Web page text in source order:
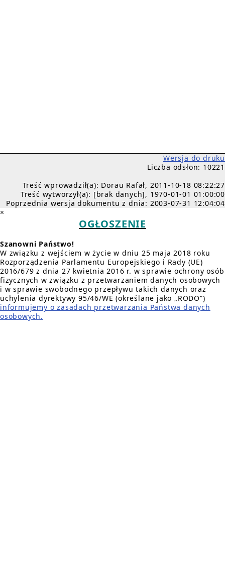
Wersja do druku
Liczba odsłon: 10221
Treść wprowadził(a): Dorau Rafał, 2011-10-18 08:22:27
Treść wytworzył(a): [brak danych], 1970-01-01 01:00:00
Poprzednia wersja dokumentu z dnia: 2003-07-31 12:04:04
×
OGŁOSZENIE
Szanowni Państwo!
W związku z wejściem w życie w dniu 25 maja 2018 roku
Rozporządzenia Parlamentu Europejskiego i Rady (UE)
2016/679 z dnia 27 kwietnia 2016 r. w sprawie ochrony osób
fizycznych w związku z przetwarzaniem danych osobowych
i w sprawie swobodnego przepływu takich danych oraz
uchylenia dyrektywy 95/46/WE (określane jako „RODO”)
informujemy o zasadach przetwarzania Państwa danych
osobowych.